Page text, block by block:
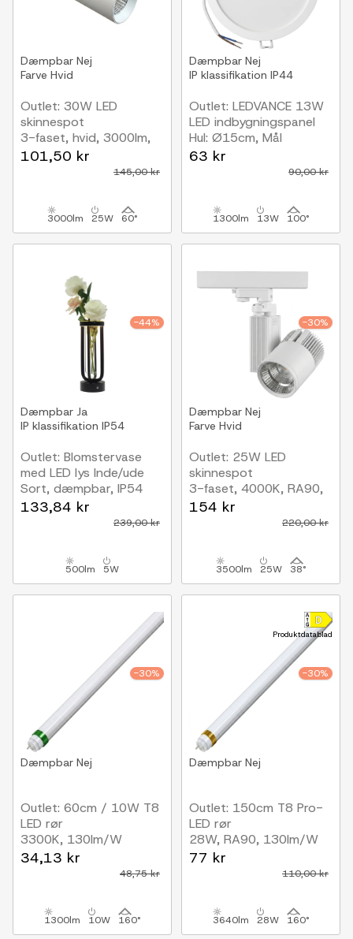
Dæmpbar Nej
Farve Hvid
Outlet: 30W LED
skinnespot
3-faset, hvid, 3000lm,
3000K, RA90
101,50 kr
145,00 kr
3000lm 25W 60°
Dæmpbar Nej
IP klassifikation IP44
Outlet: LEDVANCE 13W
LED indbygningspanel
Hul: Ø15cm, Mål
Ø16,5cm
63 kr
90,00 kr
1300lm 13W 100°
-44%
Dæmpbar Ja
IP klassifikation IP54
Outlet: Blomstervase
med LED lys Inde/ude
Sort, dæmpbar, IP54
udendørs
133,84 kr
239,00 kr
500lm 5W
-30%
Dæmpbar Nej
Farve Hvid
Outlet: 25W LED
skinnespot
3-faset, 4000K, RA90,
hvid
154 kr
220,00 kr
3500lm 25W 38°
-30%
Dæmpbar Nej
Outlet: 60cm / 10W T8
LED rør
3300K, 130lm/W
34,13 kr
48,75 kr
1300lm 10W 160°
Produktdatablad
-30%
Dæmpbar Nej
Outlet: 150cm T8 Pro-
LED rør
28W, RA90, 130lm/W
77 kr
110,00 kr
3640lm 28W 160°